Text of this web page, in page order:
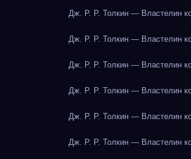
Дж. Р. Р. Толкин — Властелин
Дж. Р. Р. Толкин — Властелин
Дж. Р. Р. Толкин — Властелин
Дж. Р. Р. Толкин — Властелин
Дж. Р. Р. Толкин — Властелин
Дж. Р. Р. Толкин — Властелин